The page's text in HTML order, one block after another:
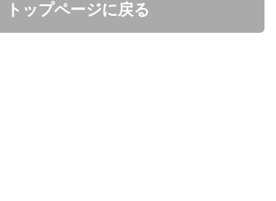
トップページに戻る